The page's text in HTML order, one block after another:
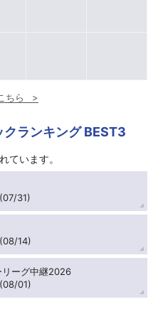
ちら
ランキング BEST3
ています。
31)
14)
リーグ中継2026
01)